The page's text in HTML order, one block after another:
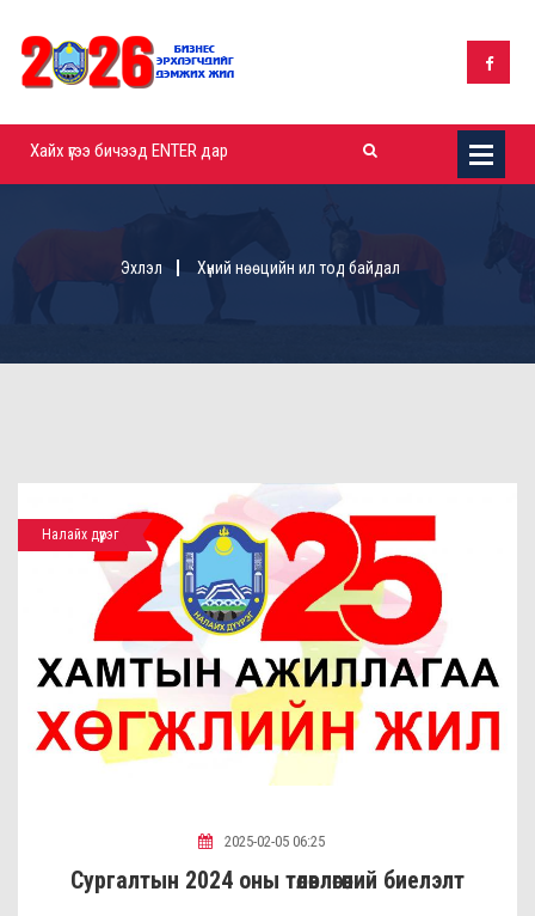
Эхлэл Хүний нөөцийн ил тод байдал
Налайх дүүрэг
2025-02-05 06:25
Сургалтын 2024 оны төлөвлөгөөний биелэлт